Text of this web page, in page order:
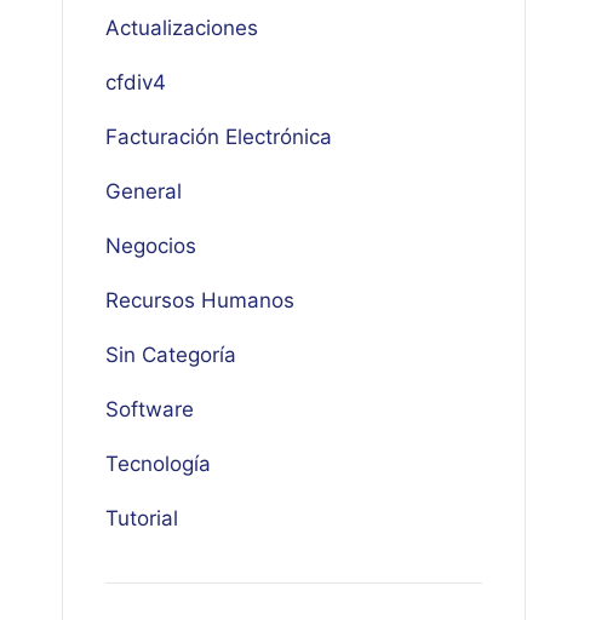
Actualizaciones
cfdiv4
Facturación Electrónica
General
Negocios
Recursos Humanos
Sin Categoría
Software
Tecnología
Tutorial